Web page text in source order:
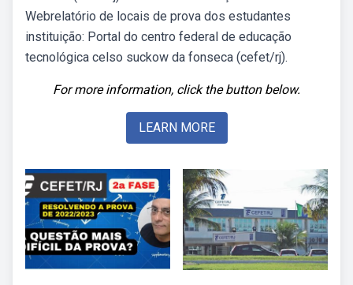
Webrelatório de locais de prova dos estudantes
instituição: Portal do centro federal de educação
tecnológica celso suckow da fonseca (cefet/rj).
For more information, click the button below.
LEARN MORE